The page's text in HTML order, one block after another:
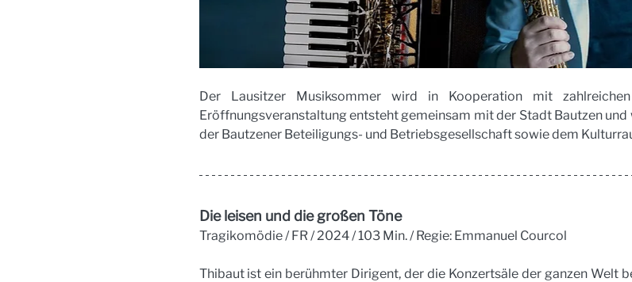
Der Lausitzer Musiksommer wird in Kooperation mit
Eröffnungsveranstaltung entsteht gemeinsam mit der Stadt Bautzen
der Bautzener Beteiligungs- und Betriebsgesellschaft sowie dem
Die leisen und die großen Töne
Tragikomödie / FR / 2024 / 103 Min. / Regie: Emmanuel Courcol
Thibaut ist ein berühmter Dirigent, der die Konzertsäle der ganzen Welt